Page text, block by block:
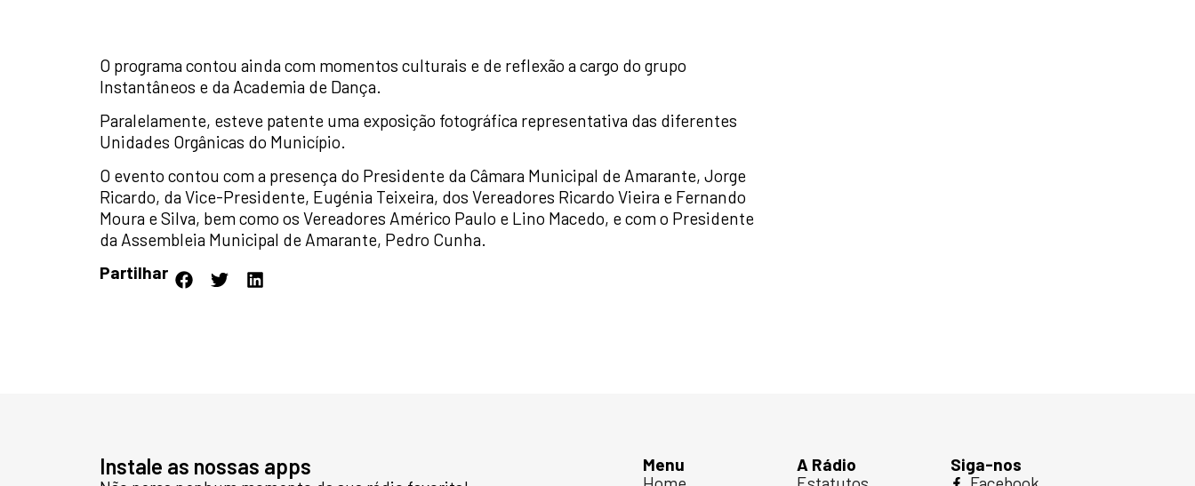
O programa contou ainda com momentos culturais e de reflexão a cargo do grupo
Instantâneos e da Academia de Dança.
Paralelamente, esteve patente uma exposição fotográfica representativa das diferentes
Unidades Orgânicas do Município.
O evento contou com a presença do Presidente da Câmara Municipal de Amarante, Jorge
Ricardo, da Vice-Presidente, Eugénia Teixeira, dos Vereadores Ricardo Vieira e Fernando
Moura e Silva, bem como os Vereadores Américo Paulo e Lino Macedo, e com o Presidente
da Assembleia Municipal de Amarante, Pedro Cunha.
Partilhar
Instale as nossas apps
Menu
A Rádio
Siga-nos